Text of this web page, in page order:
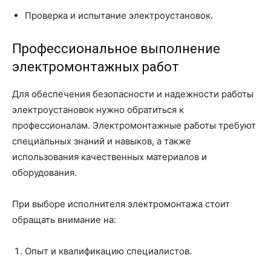
Проверка и испытание электроустановок.
Профессиональное выполнение
электромонтажных работ
Для обеспечения безопасности и надежности работы
электроустановок нужно обратиться к
профессионалам. Электромонтажные работы требуют
специальных знаний и навыков, а также
использования качественных материалов и
оборудования.
При выборе исполнителя электромонтажа стоит
обращать внимание на:
Опыт и квалификацию специалистов.